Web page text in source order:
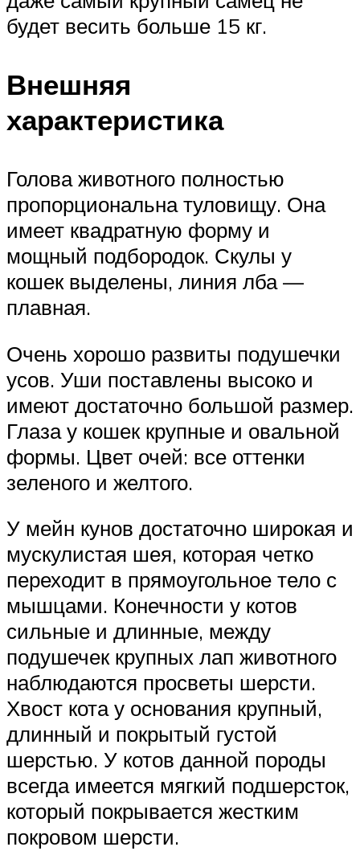
будет весить больше 15 кг.
Внешняя
характеристика
Голова животного полностью
пропорциональна туловищу. Она
имеет квадратную форму и
мощный подбородок. Скулы у
кошек выделены, линия лба —
плавная.
Очень хорошо развиты подушечки
усов. Уши поставлены высоко и
имеют достаточно большой размер.
Глаза у кошек крупные и овальной
формы. Цвет очей: все оттенки
зеленого и желтого.
У мейн кунов достаточно широкая и
мускулистая шея, которая четко
переходит в прямоугольное тело с
мышцами. Конечности у котов
сильные и длинные, между
подушечек крупных лап животного
наблюдаются просветы шерсти.
Хвост кота у основания крупный,
длинный и покрытый густой
шерстью. У котов данной породы
всегда имеется мягкий подшерсток,
который покрывается жестким
покровом шерсти.